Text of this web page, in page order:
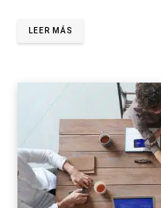
LEER MÁS